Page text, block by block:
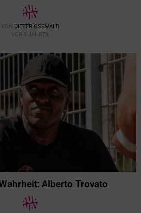
VON DIETER OSSWALD
VOR 5 JAHREN
Alberto Trovato